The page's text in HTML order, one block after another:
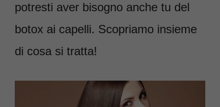
potresti aver bisogno anche tu del
botox ai capelli. Scopriamo insieme
di cosa si tratta!